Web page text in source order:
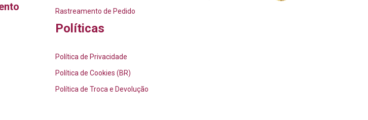
Rastreamento de Pedido
Políticas
Política de Privacidade
Política de Cookies (BR)
Política de Troca e Devolução